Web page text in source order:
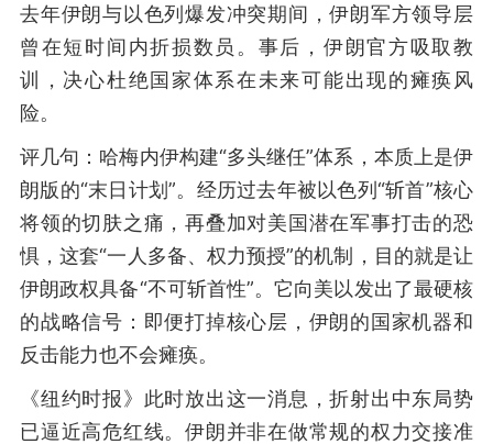
去年伊朗与以色列爆发冲突期间，伊朗军方领导层
曾在短时间内折损数员。事后，伊朗官方吸取教
训，决心杜绝国家体系在未来可能出现的瘫痪风
险。
评几句：哈梅内伊构建“多头继任”体系，本质上是伊
朗版的“末日计划”。经历过去年被以色列“斩首”核心
将领的切肤之痛，再叠加对美国潜在军事打击的恐
惧，这套“一人多备、权力预授”的机制，目的就是让
伊朗政权具备“不可斩首性”。它向美以发出了最硬核
的战略信号：即便打掉核心层，伊朗的国家机器和
反击能力也不会瘫痪。
《纽约时报》此时放出这一消息，折射出中东局势
已逼近高危红线。伊朗并非在做常规的权力交接准